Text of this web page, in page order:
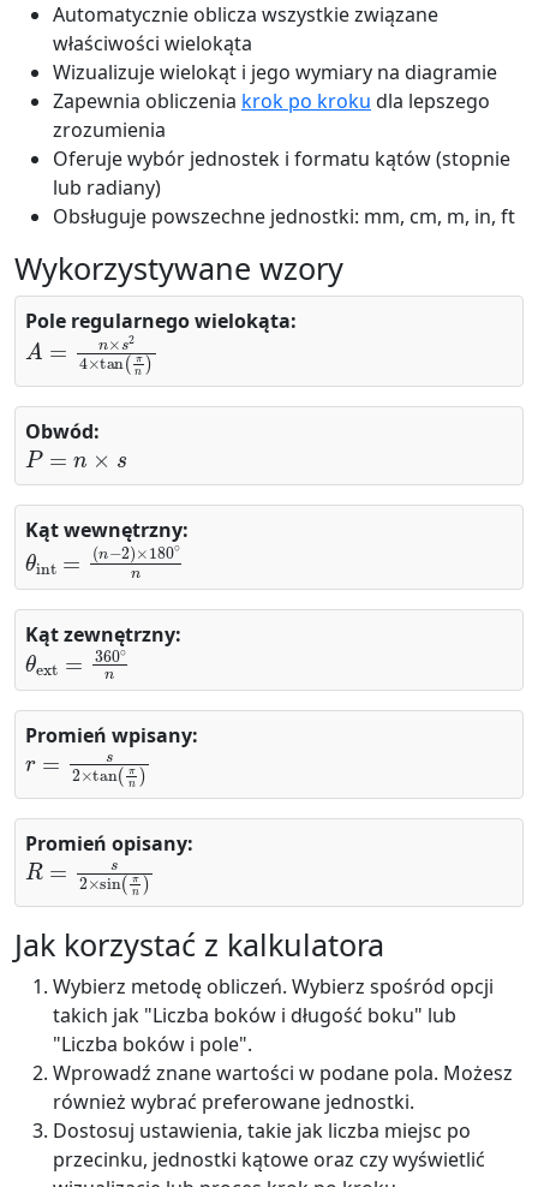
Automatycznie oblicza wszystkie związane
właściwości wielokąta
Wizualizuje wielokąt i jego wymiary na diagramie
Zapewnia obliczenia krok po kroku dla lepszego
zrozumienia
Oferuje wybór jednostek i formatu kątów (stopnie
lub radiany)
Obsługuje powszechne jednostki: mm, cm, m, in, ft
Wykorzystywane wzory
Pole regularnego wielokąta:
A=n×s24×tan(π n)
Obwód:
P=n×s
Kąt wewnętrzny:
θint=
(n− 2)×180∘n
Kąt zewnętrzny:
θext=360∘n
Promień wpisany:
r=s2×tan(πn)
Promień opisany:
R=s2×sin(πn)
Jak korzystać z kalkulatora
Wybierz metodę obliczeń. Wybierz spośród opcji
takich jak "Liczba boków i długość boku" lub
"Liczba boków i pole".
Wprowadź znane wartości w podane pola. Możesz
również wybrać preferowane jednostki.
Dostosuj ustawienia, takie jak liczba miejsc po
przecinku, jednostki kątowe oraz czy wyświetlić